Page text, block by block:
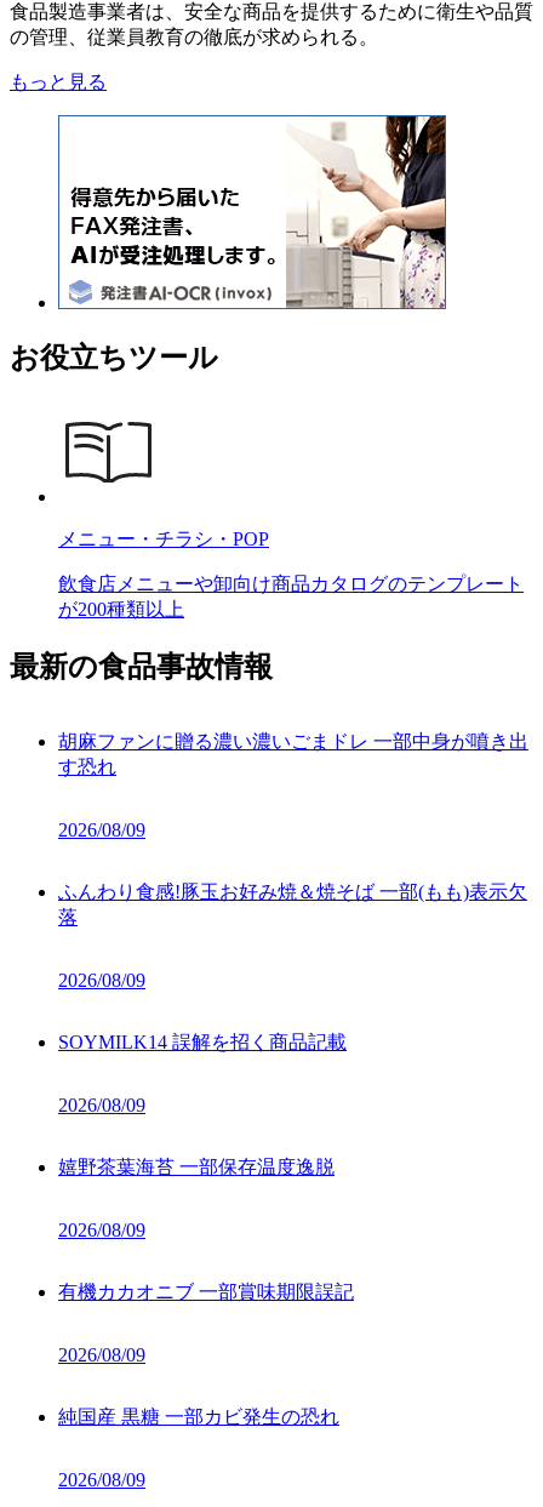
食品製造事業者は、安全な商品を提供するために衛生や品質
の管理、従業員教育の徹底が求められる。
もっと見る
お役立ちツール
メニュー・チラシ・POP
飲食店メニューや卸向け商品カタログのテンプレート
が200種類以上
最新の食品事故情報
胡麻ファンに贈る濃い濃いごまドレ 一部中身が噴き出
す恐れ
2026/08/09
ふんわり食感!豚玉お好み焼＆焼そば 一部(もも)表示欠
落
2026/08/09
SOYMILK14 誤解を招く商品記載
2026/08/09
嬉野茶葉海苔 一部保存温度逸脱
2026/08/09
有機カカオニブ 一部賞味期限誤記
2026/08/09
純国産 黒糖 一部カビ発生の恐れ
2026/08/09